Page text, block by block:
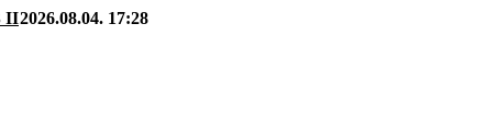
II2026.08.04. 17:28